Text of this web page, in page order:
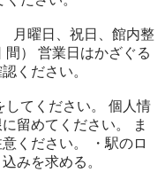
） 営業日はかざぐる
ください。
してください。 個人情
留めてください。 ま
ください。 ・駅のロ
みを求める。